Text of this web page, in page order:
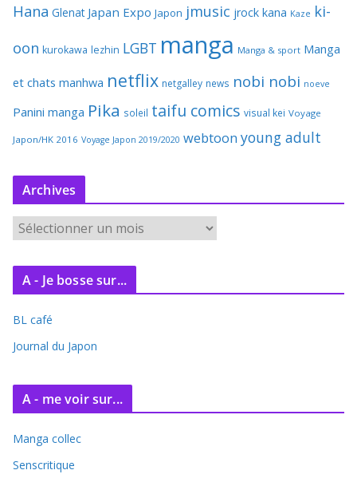
Hana Glenat Japan Expo Japon jmusic jrock kana Kaze ki-
oon kurokawa lezhin LGBT manga Manga & sport Manga
et chats manhwa netflix netgalley news nobi nobi noeve
Panini manga Pika soleil taifu comics visual kei Voyage
Japon/HK 2016 Voyage Japon 2019/2020 webtoon young adult
Archives
r
c
v
e
A - Je bosse sur...
BL café
Journal du Japon
A - me voir sur...
Manga collec
Senscritique